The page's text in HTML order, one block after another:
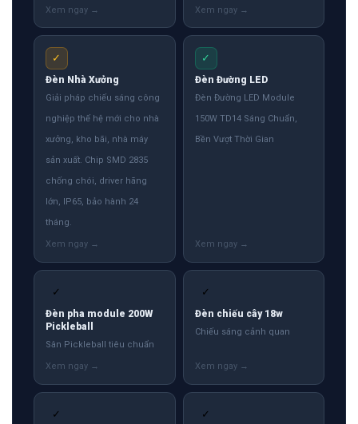
✓
Đèn Nhà Xưởng
Giải pháp chiếu sáng công
nghiệp thế hệ mới cho nhà
xưởng, kho bãi, nhà máy
sản xuất. Chip SMD 2835
chống chói, driver hãng
lớn, IP65, bảo hành 24
tháng.
✓
Đèn Đường LED
Đèn Đường LED Module
150W TD14 Sáng Chuẩn,
Bền Vượt Thời Gian
✓
Đèn pha module 200W
Pickleball
Sân Pickleball tiêu chuẩn
✓
Đèn chiếu cây 18w
Chiếu sáng cảnh quan
✓ ✓